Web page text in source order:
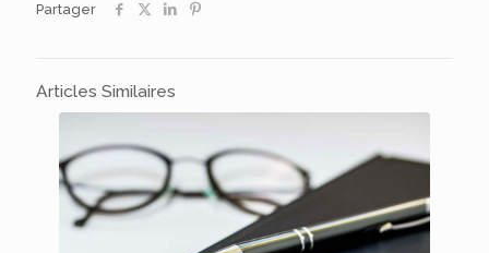
Partager
Articles Similaires